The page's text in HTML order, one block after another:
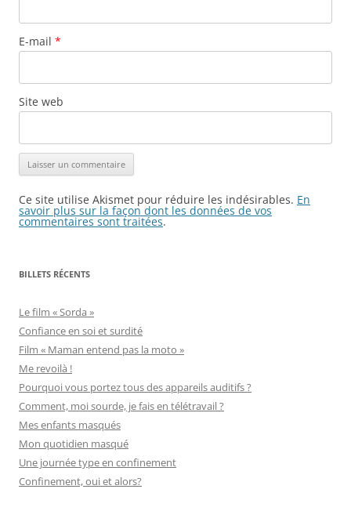
E-mail *
Site web
Ce site utilise Akismet pour réduire les indésirables. En
savoir plus sur la façon dont les données de vos
commentaires sont traitées.
BILLETS RÉCENTS
Le film « Sorda »
Confiance en soi et surdité
Film « Maman entend pas la moto »
Me revoilà !
Pourquoi vous portez tous des appareils auditifs ?
Comment, moi sourde, je fais en télétravail ?
Mes enfants masqués
Mon quotidien masqué
Une journée type en confinement
Confinement, oui et alors?